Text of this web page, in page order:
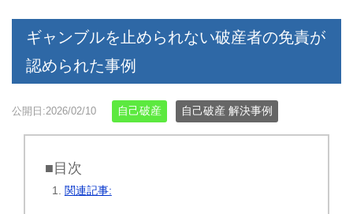
ギャンブルを止められない破産者の免責が
認められた事例
公開日:2026/02/10 自己破産 自己破産 解決事例
■目次
関連記事: